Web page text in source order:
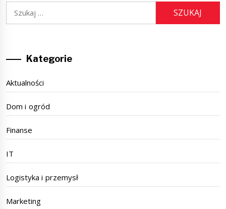
Kategorie
Aktualności
Dom i ogród
Finanse
IT
Logistyka i przemysł
Marketing